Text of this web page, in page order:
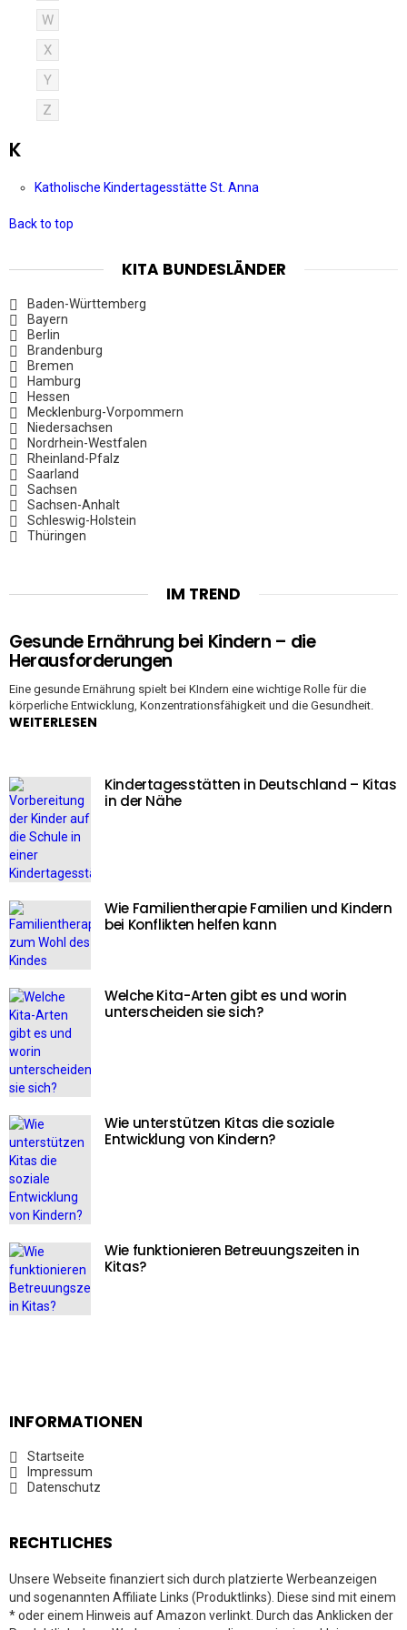
W
X
Y
Z
K
Katholische Kindertagesstätte St. Anna
Back to top
KITA BUNDESLÄNDER
Baden-Württemberg
Bayern
Berlin
Brandenburg
Bremen
Hamburg
Hessen
Mecklenburg-Vorpommern
Niedersachsen
Nordrhein-Westfalen
Rheinland-Pfalz
Saarland
Sachsen
Sachsen-Anhalt
Schleswig-Holstein
Thüringen
IM TREND
Gesunde Ernährung bei Kindern – die
Herausforderungen
Eine gesunde Ernährung spielt bei KIndern eine wichtige Rolle für die
körperliche Entwicklung, Konzentrationsfähigkeit und die Gesundheit.
WEITERLESEN
Kindertagesstätten in Deutschland – Kitas
in der Nähe
Wie Familientherapie Familien und Kindern
bei Konflikten helfen kann
Welche Kita-Arten gibt es und worin
unterscheiden sie sich?
Wie unterstützen Kitas die soziale
Entwicklung von Kindern?
Wie funktionieren Betreuungszeiten in
Kitas?
INFORMATIONEN
Startseite
Impressum
Datenschutz
RECHTLICHES
Unsere Webseite finanziert sich durch platzierte Werbeanzeigen
und sogenannten Affiliate Links (Produktlinks). Diese sind mit einem
* oder einem Hinweis auf Amazon verlinkt. Durch das Anklicken der